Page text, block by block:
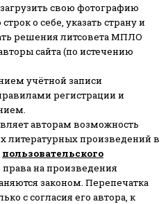
свою фотографию
о себе, указать страну и
решения литсовета МПЛО
сайта (по истечению
учётной записи
регистрации и
авторам возможность
литературных произведений в
пользовательского
права на произведения
законом. Перепечатка
с согласия его автора, к